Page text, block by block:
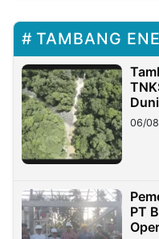
TAMBANG
06/
PT